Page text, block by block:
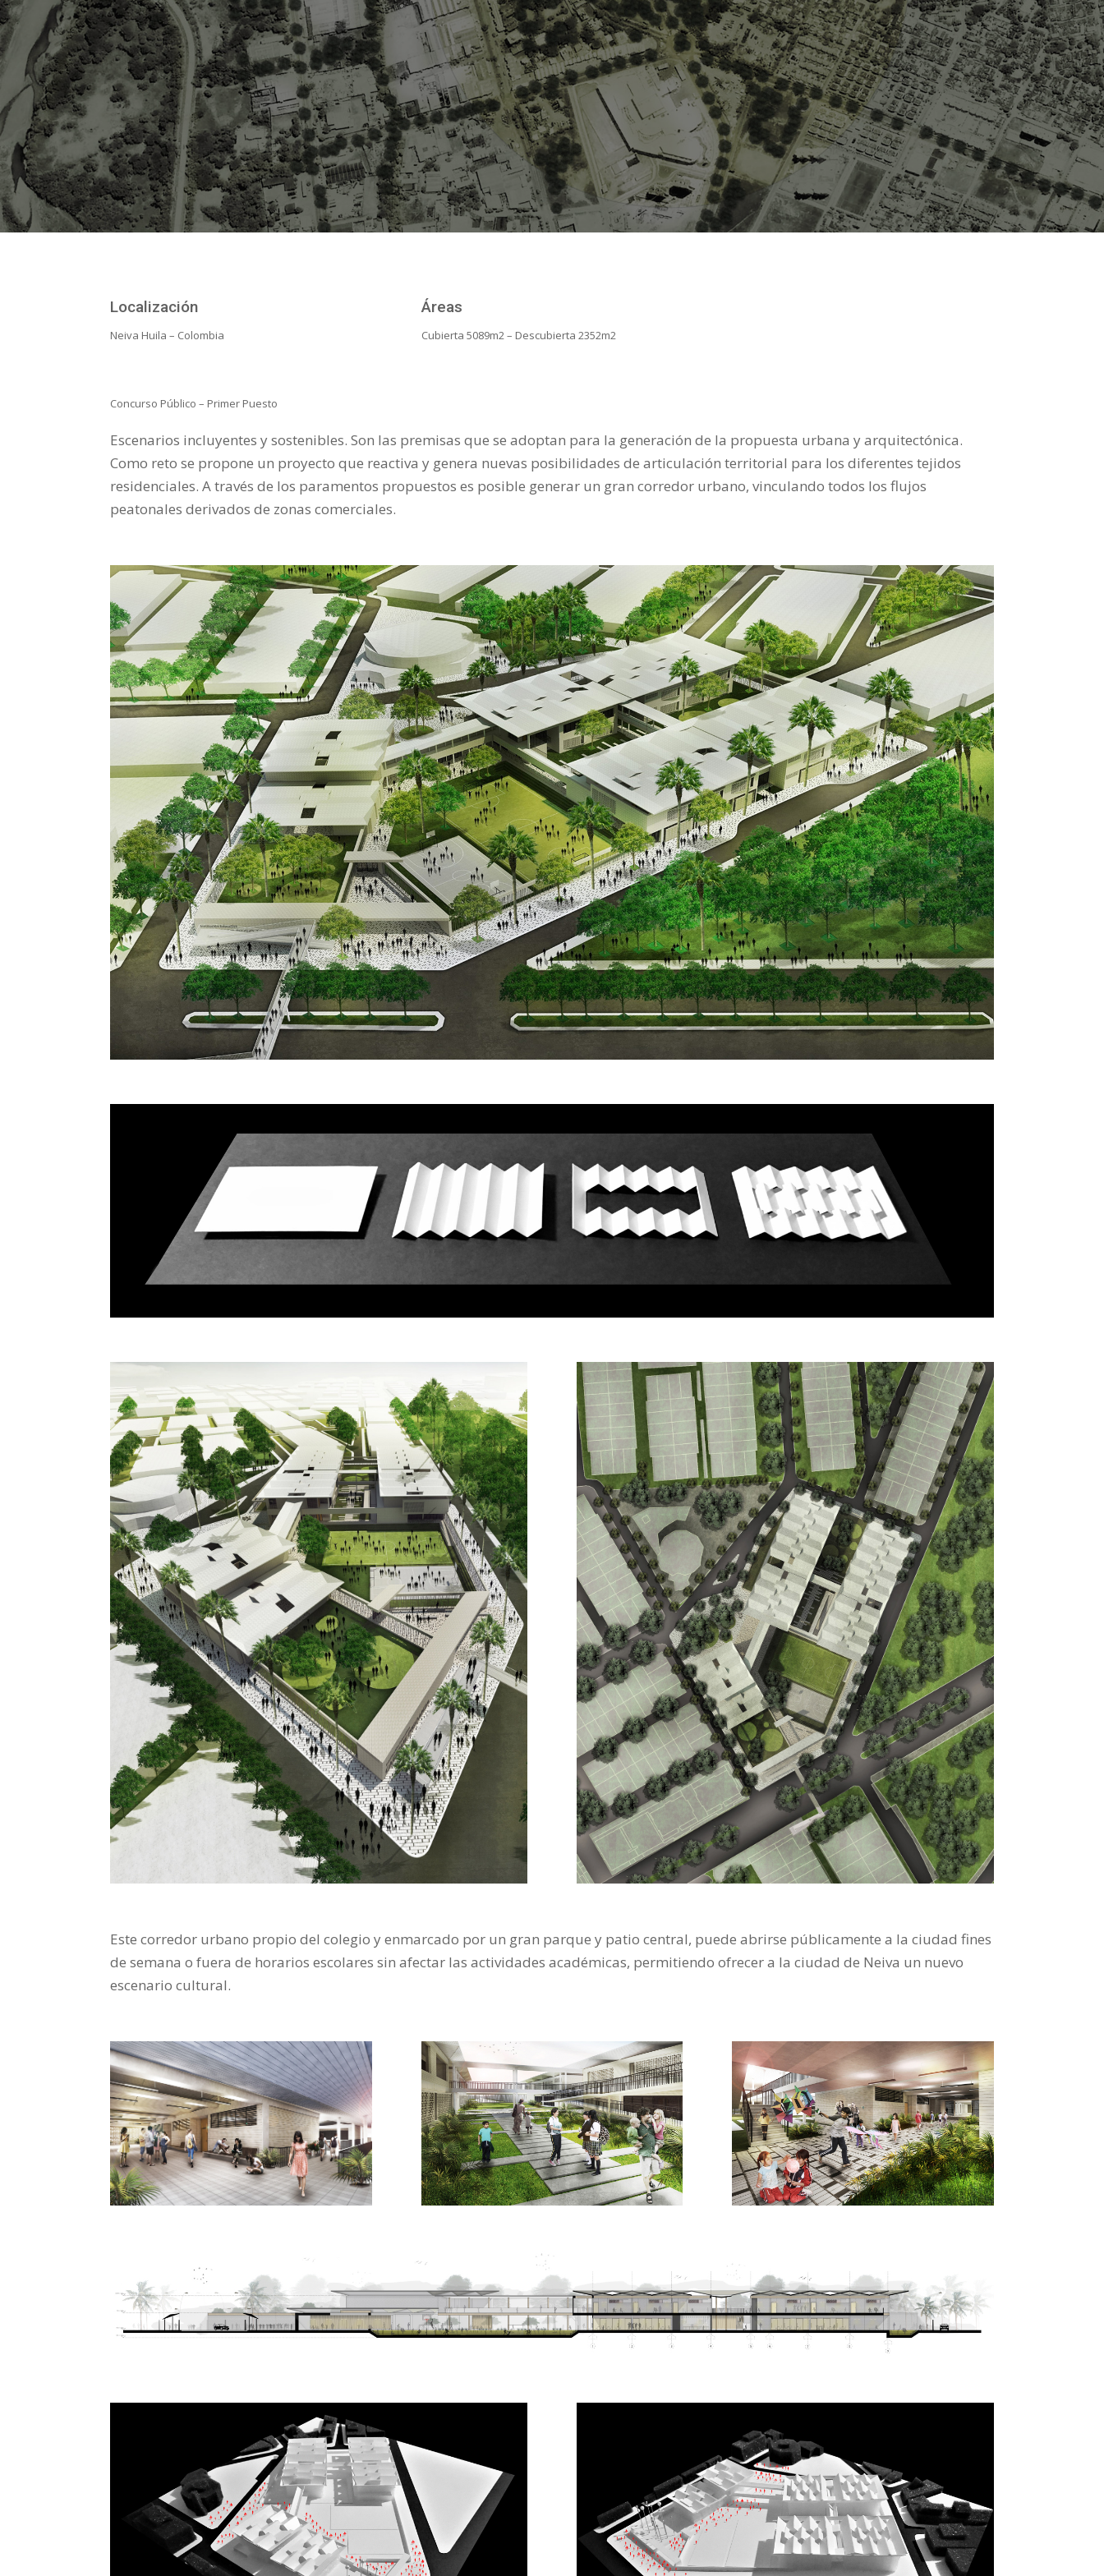
Localización
Neiva Huila – Colombia
Áreas
Cubierta 5089m2 – Descubierta 2352m2
Concurso Público – Primer Puesto
Escenarios incluyentes y sostenibles. Son las premisas que se adoptan para la generación de la propuesta urbana y arquitectónica.
Como reto se propone un proyecto que reactiva y genera nuevas posibilidades de articulación territorial para los diferentes tejidos
residenciales. A través de los paramentos propuestos es posible generar un gran corredor urbano, vinculando todos los flujos
peatonales derivados de zonas comerciales.
Este corredor urbano propio del colegio y enmarcado por un gran parque y patio central, puede abrirse públicamente a la ciudad fines
de semana o fuera de horarios escolares sin afectar las actividades académicas, permitiendo ofrecer a la ciudad de Neiva un nuevo
escenario cultural.